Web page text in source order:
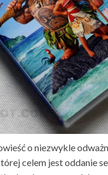
o niezwykle
celem jest oddanie